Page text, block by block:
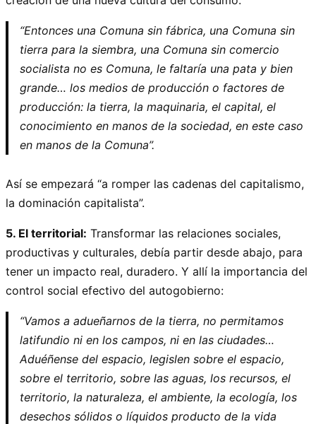
“Entonces una Comuna sin fábrica, una Comuna sin
tierra para la siembra, una Comuna sin comercio
socialista no es Comuna, le faltaría una pata y bien
grande… los medios de producción o factores de
producción: la tierra, la maquinaria, el capital, el
conocimiento en manos de la sociedad, en este caso
en manos de la Comuna”.
Así se empezará “a romper las cadenas del capitalismo,
la dominación capitalista”.
5. El territorial: Transformar las relaciones sociales,
productivas y culturales, debía partir desde abajo, para
tener un impacto real, duradero. Y allí la importancia del
control social efectivo del autogobierno:
“Vamos a adueñarnos de la tierra, no permitamos
latifundio ni en los campos, ni en las ciudades…
Aduéñense del espacio, legislen sobre el espacio,
sobre el territorio, sobre las aguas, los recursos, el
territorio, la naturaleza, el ambiente, la ecología, los
desechos sólidos o líquidos producto de la vida